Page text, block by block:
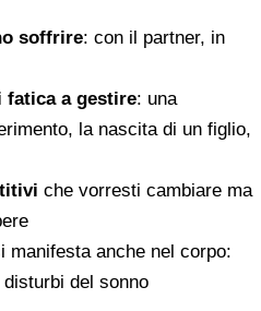
soffrire: con il partner, in
fatica a gestire: una
la nascita di un figlio,
che vorresti cambiare ma
manifesta anche nel corpo:
del sonno